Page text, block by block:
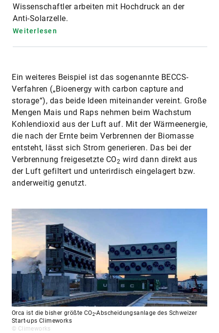
Wissenschaftler arbeiten mit Hochdruck an der
Anti-Solarzelle.
Weiterlesen
Ein weiteres Beispiel ist das sogenannte BECCS-
Verfahren („Bioenergy with carbon capture and
storage“), das beide Ideen miteinander vereint. Große
Mengen Mais und Raps nehmen beim Wachstum
Kohlendioxid aus der Luft auf. Mit der Wärmeenergie,
die nach der Ernte beim Verbrennen der Biomasse
entsteht, lässt sich Strom generieren. Das bei der
Verbrennung freigesetzte CO2 wird dann direkt aus
der Luft gefiltert und unterirdisch eingelagert bzw.
anderweitig genutzt.
Orca ist die bisher größte CO2-​Abscheidungsanlage des Schweizer
Start-ups Climeworks
© Climeworks